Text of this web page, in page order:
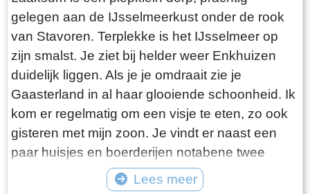
gelegen aan de IJsselmeerkust onder de rook
van Stavoren. Terplekke is het IJsselmeer op
zijn smalst. Je ziet bij helder weer Enkhuizen
duidelijk liggen. Als je je omdraait zie je
Gaasterland in al haar glooiende schoonheid. Ik
kom er regelmatig om een visje te eten, zo ook
gisteren met mijn zoon. Je vindt er naast een
paar huisjes en boerderijen notabene twee
visrestaurants op steenworp afstand van elkaar.
Er schijnt het jaar rond voldoende klandizie te
Lees meer